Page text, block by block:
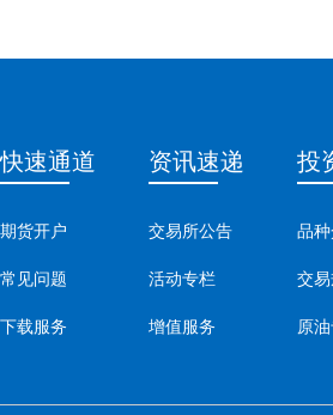
快速通道
期货开户
常见问题
下载服务
资讯速递
交易所公告
活动专栏
增值服务
投
品
交易
原